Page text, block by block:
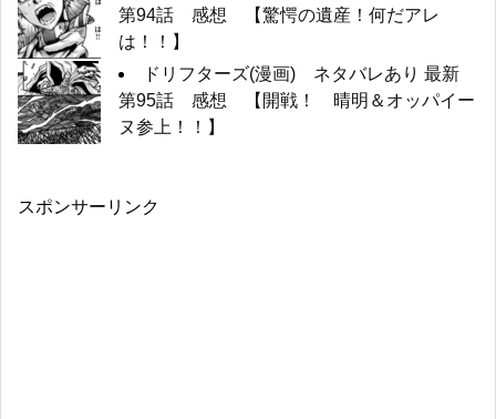
第94話 感想 【驚愕の遺産！何だアレ
は！！】
ドリフターズ(漫画) ネタバレあり 最新
第95話 感想 【開戦！ 晴明＆オッパイー
ヌ参上！！】
スポンサーリンク